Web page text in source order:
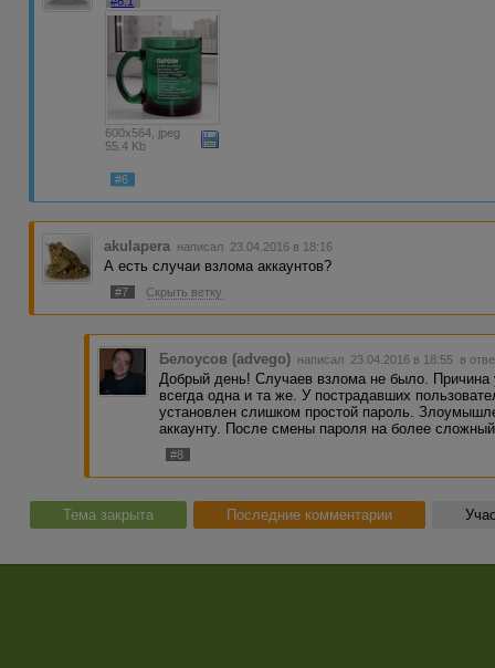
600x564, jpeg
55.4 Kb
#6
akulapera написал 23.04.2016 в 18:16
А есть случаи взлома аккаунтов?
#7 Скрыть ветку
Белоусов (advego) написал 23.04.2016 в 18:55 в
Добрый день! Случаев взлома не было. Причина
всегда одна и та же. У пострадавших
установлен слишком простой пароль.
аккаунту. После смены пароля на более
#8
Тема закрыта Последние комментарии